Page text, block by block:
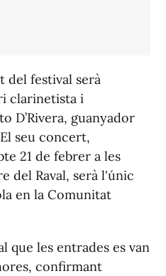
del festival serà
clarinetista i
D’Rivera, guanyador
seu concert,
21 de febrer a les
del Raval, serà l'únic
en la Comunitat
que les entrades es van
confirmant